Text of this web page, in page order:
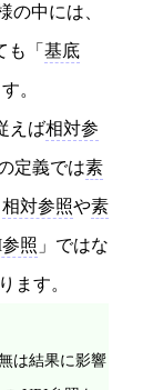
の中には、
も「 基底
。
えば相対参
定義では素
相対参照や素
照 」ではな
ます。
は結果に影響